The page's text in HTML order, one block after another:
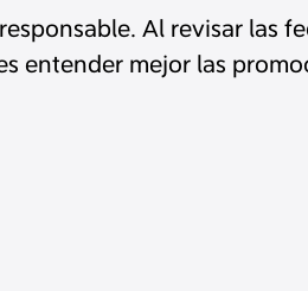
Al revisar las
entender mejor las